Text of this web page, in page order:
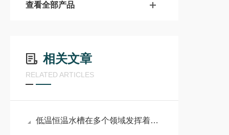
查看全部产品
相关文章
RELATED ARTICLES
低温恒温水槽在多个领域发挥着重要作用